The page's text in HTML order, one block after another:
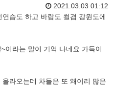
2021.03.03 01:12
습도 하고 바람도 쐴겸 강원도에
이라는 말이 기억 나네요 가득이
라오는데 차들은 또 왜이리 많은